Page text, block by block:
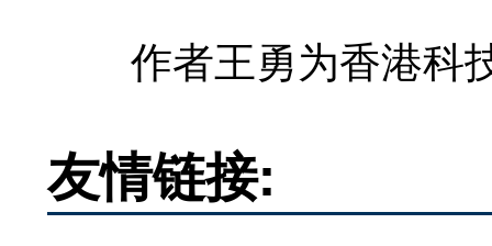
作者王勇为香港科
友情链接: